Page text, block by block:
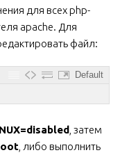
для всех php-
apache. Для
файл:
Default
, затем
, либо выполнить